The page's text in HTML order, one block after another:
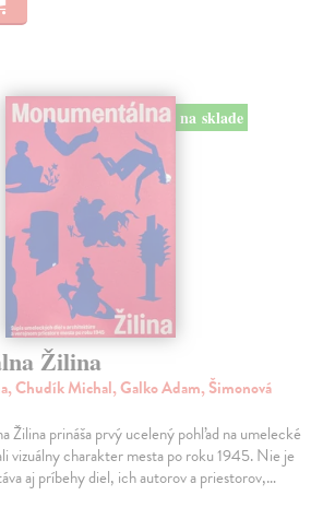
na sklade
Žilina
Chudík Michal, Galko Adam, Šimonová
Žilina prináša prvý ucelený pohľad na umelecké
vizuálny charakter mesta po roku 1945. Nie je
aj príbehy diel, ich autorov a priestorov,…